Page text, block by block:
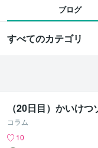
ブログ
すべてのカテゴリ
（20日目）かいけつ
コラム
10